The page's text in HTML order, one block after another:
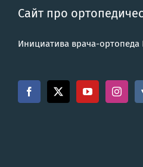
Сайт про
Инициатива врача-ортопеда